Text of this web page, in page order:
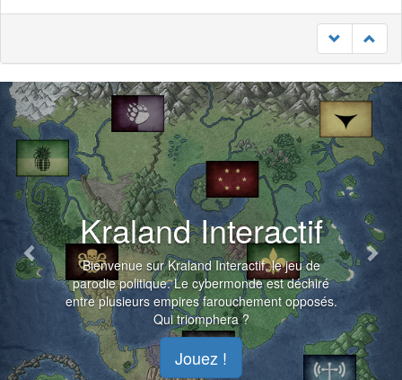
Kraland Interactif
Bienvenue sur Kraland Interactif, le jeu de
parodie politique. Le cybermonde est déchiré
entre plusieurs empires farouchement opposés.
Qui triomphera ?
Jouez !
Previous